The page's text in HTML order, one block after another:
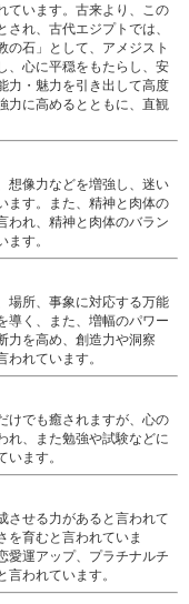
ています。古来より、この
れ、古代エジプトでは、
の石」として、アメジスト
、心に平穏をもたらし、安
力・魅力を引き出して高度
力に高めるとともに、直観
想像力などを増強し、迷い
ます。また、精神と肉体の
われ、精神と肉体のバラン
す。
場所、事象に対応する万能
導く、また、増幅のパワー
力を高め、創造力や洞察
れています。
けでも癒されますが、心の
れ、また勉強や試験などに
ます。
させる力があると言われて
育むと言われていま
運アップ、プラチナルチ
われています。